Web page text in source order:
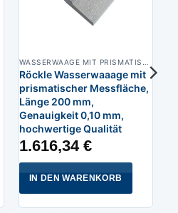
Röckle Wasserwaaage mit
prismatischer Messfläche,
Länge 200 mm,
Genauigkeit 0,10 mm,
hochwertige Qualität
1.616,34 €
IN DEN WARENKORB